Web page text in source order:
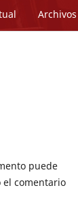
Archivos
puede
comentario